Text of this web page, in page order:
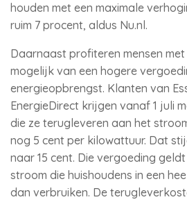
houden met een maximale
ruim 7 procent, aldus Nu.nl.
Daarnaast profiteren mensen
mogelijk van een hogere
energieopbrengst. Klanten van
EnergieDirect krijgen vanaf 1 juli
die ze terugleveren aan het
nog 5 cent per kilowattuur. Dat
naar 15 cent. Die vergoeding
stroom die huishoudens in een
dan verbruiken. De